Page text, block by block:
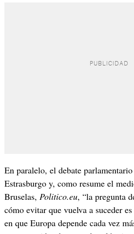
En paralelo, el debate
Estrasburgo y, como resume el
Bruselas, Politico.eu, “la pregunta
cómo evitar que vuelva a suceder
en que Europa depende cada vez